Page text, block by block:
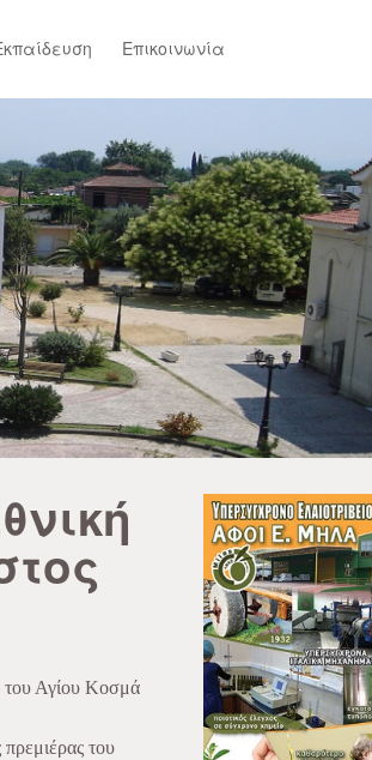
Επικοινωνία
του Αγίου Κοσμά
του